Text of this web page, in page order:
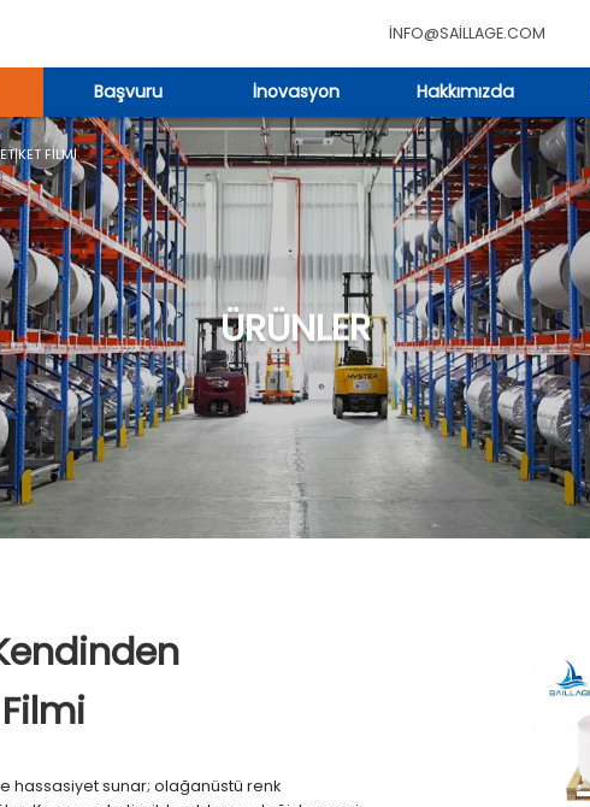
INFO@SAILLAGE.COM
Başvuru İnovasyon Hakkımızda
ÜRÜNLER
FILMI
hassasiyet sunar; olağanüstü renk